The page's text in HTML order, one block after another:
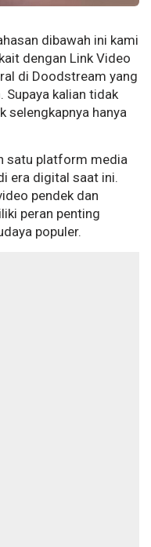
dibawah ini kami
dengan Link Video
di Doodstream yang
Supaya kalian tidak
selengkapnya hanya
satu platform media
era digital saat ini.
pendek dan
peran penting
populer.